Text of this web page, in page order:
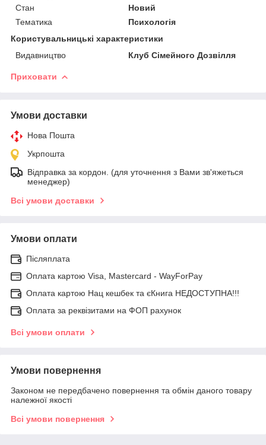
Стан
Новий
Тематика
Психологія
Користувальницькі характеристики
Видавництво
Клуб Сімейного Дозвілля
Приховати
Умови доставки
Нова Пошта
Укрпошта
Відправка за кордон. (для уточнення з Вами зв'яжеться
менеджер)
Всі умови доставки
Умови оплати
Післяплата
Оплата картою Visa, Mastercard - WayForPay
Оплата картою Нац кешбек та єКнига НЕДОСТУПНА!!!
Оплата за реквізитами на ФОП рахунок
Всі умови оплати
Умови повернення
Законом не передбачено повернення та обмін даного товару
належної якості
Всі умови повернення